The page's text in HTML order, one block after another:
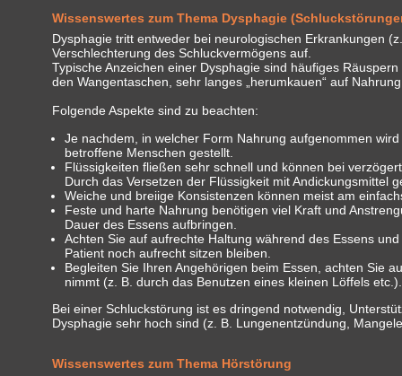
Wissenswertes zum Thema Dysphagie
Dysphagie tritt entweder bei neurologischen Erkrankungen
Verschlechterung des Schluckvermögens auf.
Typische Anzeichen einer Dysphagie sind häufiges
den Wangentaschen, sehr langes „herumkauen“ auf
Folgende Aspekte sind zu beachten:
Je nachdem, in welcher Form Nahrung aufgenommen
betroffene Menschen gestellt.
Flüssigkeiten fließen sehr schnell und können bei
Durch das Versetzen der Flüssigkeit mit Andickungsmittel
Weiche und breiige Konsistenzen können meist am
Feste und harte Nahrung benötigen viel Kraft und
Dauer des Essens aufbringen.
Achten Sie auf aufrechte Haltung während des Essens
Patient noch aufrecht sitzen bleiben.
Begleiten Sie Ihren Angehörigen beim Essen, achten Sie
nimmt (z. B. durch das Benutzen eines kleinen Löffels etc.).
Bei einer Schluckstörung ist es dringend notwendig,
Dysphagie sehr hoch sind (z. B. Lungenentzündung,
Wissenswertes zum Thema Hörstörung